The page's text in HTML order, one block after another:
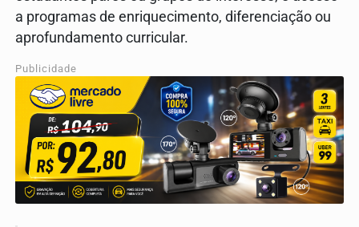
a programas de enriquecimento, diferenciação ou
aprofundamento curricular.
Publicidade